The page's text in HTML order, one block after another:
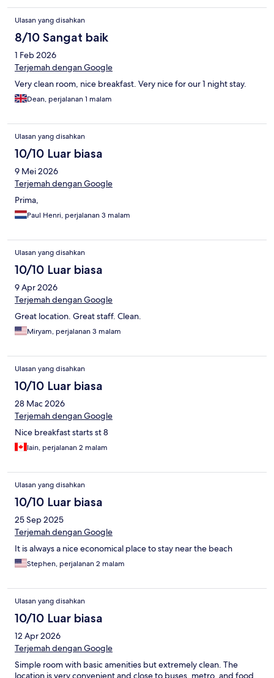
Ulasan yang disahkan
8/10 Sangat baik
1 Feb 2026
Terjemah dengan Google
Very clean room, nice breakfast. Very nice for our 1 night stay.
Dean, perjalanan 1 malam
Ulasan yang disahkan
10/10 Luar biasa
9 Mei 2026
Terjemah dengan Google
Prima,
Paul Henri, perjalanan 3 malam
Ulasan yang disahkan
10/10 Luar biasa
9 Apr 2026
Terjemah dengan Google
Great location. Great staff. Clean.
Miryam, perjalanan 3 malam
Ulasan yang disahkan
10/10 Luar biasa
28 Mac 2026
Terjemah dengan Google
Nice breakfast starts st 8
Iain, perjalanan 2 malam
Ulasan yang disahkan
10/10 Luar biasa
25 Sep 2025
Terjemah dengan Google
It is always a nice economical place to stay near the beach
Stephen, perjalanan 2 malam
Ulasan yang disahkan
10/10 Luar biasa
12 Apr 2026
Terjemah dengan Google
Simple room with basic amenities but extremely clean. The
location is very convenient and close to buses, metro, and food